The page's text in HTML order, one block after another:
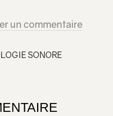
un commentaire
SONORE